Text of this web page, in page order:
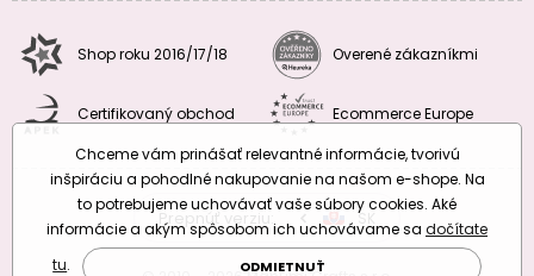
Shop roku 2016/17/18 Overené zákazníkmi
Certifikovaný obchod Ecommerce Europe
Prepnúť verziu: CZSK
Chceme vám prinášať relevantné informácie, tvorivú
inšpiráciu a pohodlné nakupovanie na našom e-shope. Na
to potrebujeme uchovávať vaše súbory cookies. Aké
informácie a akým spôsobom ich uchovávame sa dočítate
tu. ODMIETNUŤ